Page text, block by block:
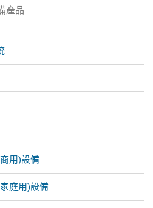
產品
用)設備
庭用)設備